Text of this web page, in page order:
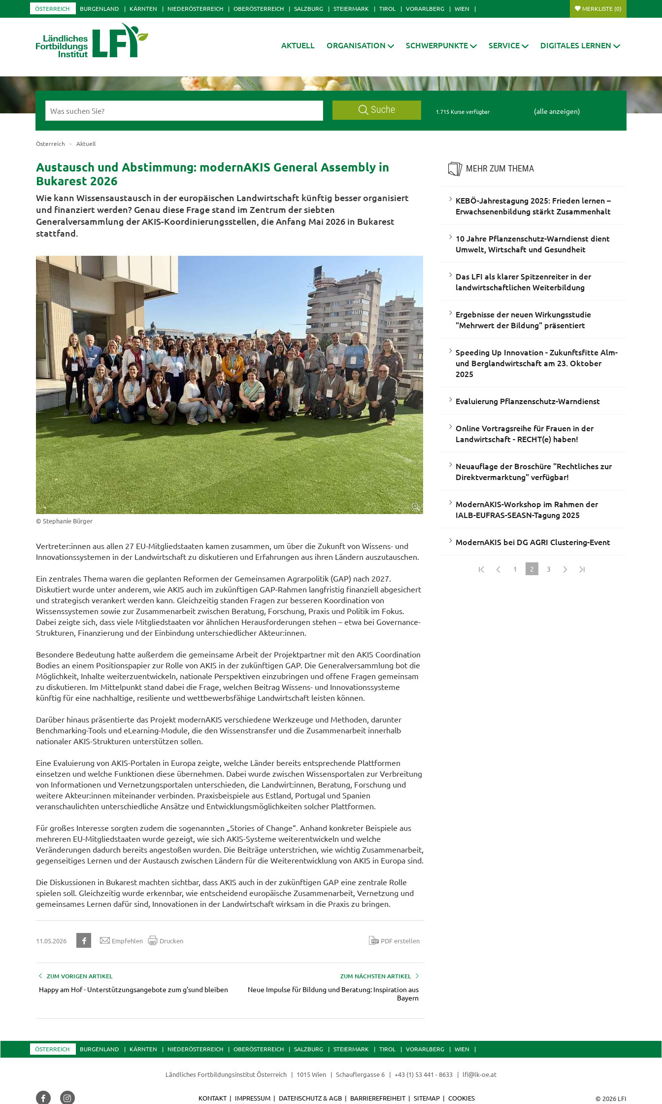
ÖSTERREICH BURGENLAND KÄRNTEN NIEDERÖSTERREICH OBERÖSTERREICH SALZBURG STEIERMARK TIROL VORARLBERG WIEN MERKLISTE (0)
AKTUELL ORGANISATION SCHWERPUNKTE SERVICE DIGITALES LERNEN
Suche 1.715 Kurse verfügbar (alle anzeigen)
Österreich Aktuell
Austausch und Abstimmung: modernAKIS General Assembly in
Bukarest 2026
Wie kann Wissensaustausch in der europäischen Landwirtschaft künftig besser organisiert
und finanziert werden? Genau diese Frage stand im Zentrum der siebten
Generalversammlung der AKIS-Koordinierungsstellen, die Anfang Mai 2026 in Bukarest
stattfand.
© Stephanie Bürger
Vertreter:innen aus allen 27 EU-Mitgliedstaaten kamen zusammen, um über die Zukunft von Wissens- und
Innovationssystemen in der Landwirtschaft zu diskutieren und Erfahrungen aus ihren Ländern auszutauschen.
Ein zentrales Thema waren die geplanten Reformen der Gemeinsamen Agrarpolitik (GAP) nach 2027.
Diskutiert wurde unter anderem, wie AKIS auch im zukünftigen GAP-Rahmen langfristig finanziell abgesichert
und strategisch verankert werden kann. Gleichzeitig standen Fragen zur besseren Koordination von
Wissenssystemen sowie zur Zusammenarbeit zwischen Beratung, Forschung, Praxis und Politik im Fokus.
Dabei zeigte sich, dass viele Mitgliedstaaten vor ähnlichen Herausforderungen stehen – etwa bei Governance-
Strukturen, Finanzierung und der Einbindung unterschiedlicher Akteur:innen.
Besondere Bedeutung hatte außerdem die gemeinsame Arbeit der Projektpartner mit den AKIS Coordination
Bodies an einem Positionspapier zur Rolle von AKIS in der zukünftigen GAP. Die Generalversammlung bot die
Möglichkeit, Inhalte weiterzuentwickeln, nationale Perspektiven einzubringen und offene Fragen gemeinsam
zu diskutieren. Im Mittelpunkt stand dabei die Frage, welchen Beitrag Wissens- und Innovationssysteme
künftig für eine nachhaltige, resiliente und wettbewerbsfähige Landwirtschaft leisten können.
Darüber hinaus präsentierte das Projekt modernAKIS verschiedene Werkzeuge und Methoden, darunter
Benchmarking-Tools und eLearning-Module, die den Wissenstransfer und die Zusammenarbeit innerhalb
nationaler AKIS-Strukturen unterstützen sollen.
Eine Evaluierung von AKIS-Portalen in Europa zeigte, welche Länder bereits entsprechende Plattformen
einsetzen und welche Funktionen diese übernehmen. Dabei wurde zwischen Wissensportalen zur Verbreitung
von Informationen und Vernetzungsportalen unterschieden, die Landwirt:innen, Beratung, Forschung und
weitere Akteur:innen miteinander verbinden. Praxisbeispiele aus Estland, Portugal und Spanien
veranschaulichten unterschiedliche Ansätze und Entwicklungsmöglichkeiten solcher Plattformen.
Für großes Interesse sorgten zudem die sogenannten „Stories of Change“. Anhand konkreter Beispiele aus
mehreren EU-Mitgliedstaaten wurde gezeigt, wie sich AKIS-Systeme weiterentwickeln und welche
Veränderungen dadurch bereits angestoßen wurden. Die Beiträge unterstrichen, wie wichtig Zusammenarbeit,
gegenseitiges Lernen und der Austausch zwischen Ländern für die Weiterentwicklung von AKIS in Europa sind.
Die Diskussionen in Bukarest machten sichtbar, dass AKIS auch in der zukünftigen GAP eine zentrale Rolle
spielen soll. Gleichzeitig wurde erkennbar, wie entscheidend europäische Zusammenarbeit, Vernetzung und
gemeinsames Lernen dafür sind, Innovationen in der Landwirtschaft wirksam in die Praxis zu bringen.
11.05.2026 Empfehlen Drucken PDF erstellen
ZUM VORIGEN ARTIKEL
Happy am Hof - Unterstützungsangebote zum g’sund bleiben
ZUM NÄCHSTEN ARTIKEL
Neue Impulse für Bildung und Beratung: Inspiration aus
Bayern
MEHR ZUM THEMA
KEBÖ-Jahrestagung 2025: Frieden lernen –
Erwachsenenbildung stärkt Zusammenhalt
10 Jahre Pflanzenschutz-Warndienst dient
Umwelt, Wirtschaft und Gesundheit
Das LFI als klarer Spitzenreiter in der
landwirtschaftlichen Weiterbildung
Ergebnisse der neuen Wirkungsstudie
"Mehrwert der Bildung" präsentiert
Speeding Up Innovation - Zukunftsfitte Alm-
und Berglandwirtschaft am 23. Oktober
2025
Evaluierung Pflanzenschutz-Warndienst
Online Vortragsreihe für Frauen in der
Landwirtschaft - RECHT(e) haben!
Neuauflage der Broschüre "Rechtliches zur
Direktvermarktung" verfügbar!
ModernAKIS-Workshop im Rahmen der
IALB-EUFRAS-SEASN-Tagung 2025
ModernAKIS bei DG AGRI Clustering-Event
1
2
3
ÖSTERREICH BURGENLAND KÄRNTEN NIEDERÖSTERREICH OBERÖSTERREICH SALZBURG STEIERMARK TIROL VORARLBERG WIEN
Ländliches Fortbildungsinstitut Österreich 1015 Wien Schauflergasse 6 +43 (1) 53 441 - 8633 lfi@lk-oe.at
© 2026 LFI
KONTAKT IMPRESSUM DATENSCHUTZ & AGB BARRIEREFREIHEIT SITEMAP COOKIES